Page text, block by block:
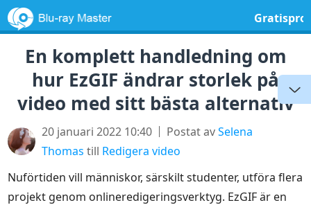
En komplett handledning om
hur EzGIF ändrar storlek på
video med sitt bästa alternativ
20 januari 2022 10:40 Postat avSelena
Thomas till Redigera video
Nuförtiden vill människor, särskilt studenter, utföra flera
projekt genom onlineredigeringsverktyg. EzGIF är en